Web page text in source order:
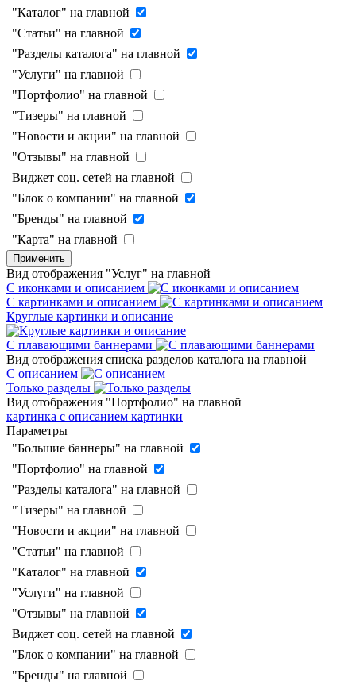
"Каталог" на главной
"Статьи" на главной
"Разделы каталога" на главной
"Услуги" на главной
"Портфолио" на главной
"Тизеры" на главной
"Новости и акции" на главной
"Отзывы" на главной
Виджет соц. сетей на главной
"Блок о компании" на главной
"Бренды" на главной
"Карта" на главной
Применить
Вид отображения "Услуг" на главной
С иконками и описанием
С картинками и описанием
Круглые картинки и описание
С плавающими баннерами
Вид отображения списка разделов каталога на главной
С описанием
Только разделы
Вид отображения "Портфолио" на главной
картинка с описанием картинки
Параметры
"Большие баннеры" на главной
"Портфолио" на главной
"Разделы каталога" на главной
"Тизеры" на главной
"Новости и акции" на главной
"Статьи" на главной
"Каталог" на главной
"Услуги" на главной
"Отзывы" на главной
Виджет соц. сетей на главной
"Блок о компании" на главной
"Бренды" на главной